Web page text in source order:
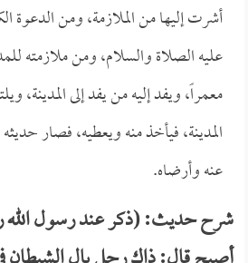
أشرت إليها من الملازمة، ومن الدعوة
عليه الصلاة والسلام، ومن ملازمته
معمراً، ويفد إليه من يفد إلى المدينة،
المدينة، فيأخذ منه ويعطيه، فصار
عنه وأرضاه.
شرح حديث: (ذكر عند رسول الله